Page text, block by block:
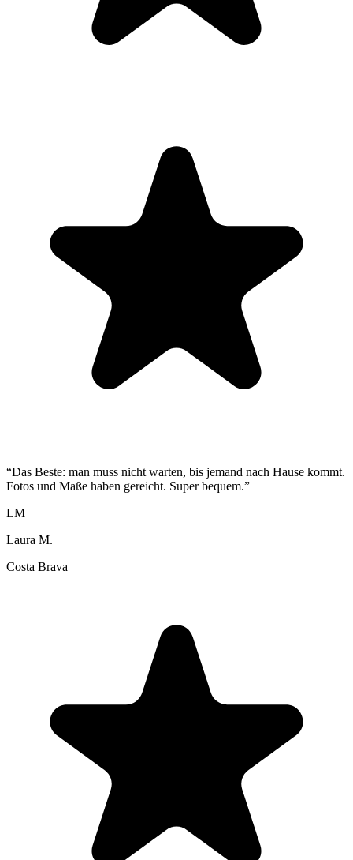
“Das Beste: man muss nicht warten, bis jemand nach Hause kommt.
Fotos und Maße haben gereicht. Super bequem.”
LM
Laura M.
Costa Brava